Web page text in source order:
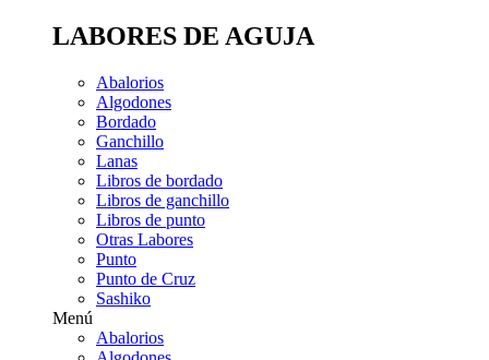
LABORES DE AGUJA
Abalorios
Algodones
Bordado
Ganchillo
Lanas
Libros de bordado
Libros de ganchillo
Libros de punto
Otras Labores
Punto
Punto de Cruz
Sashiko
Menú
Abalorios